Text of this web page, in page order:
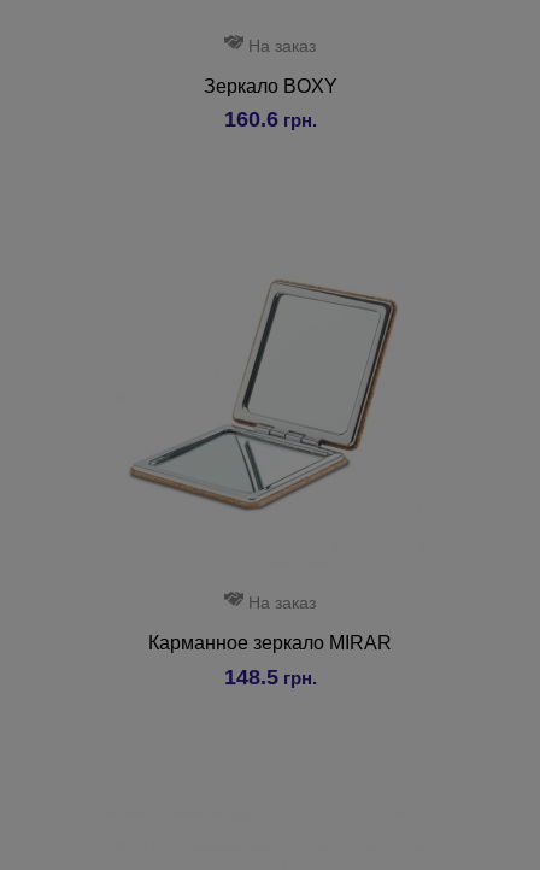
На заказ
Зеркало BOXY
160.6грн.
На заказ
Карманное зеркало MIRAR
148.5грн.